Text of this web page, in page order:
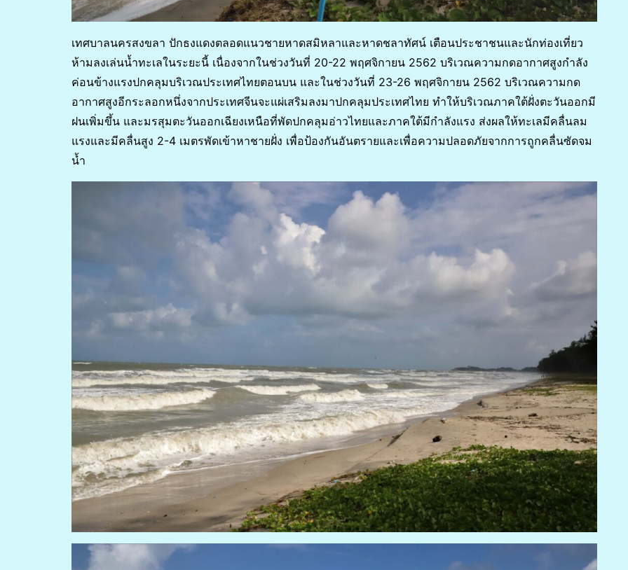
เทศบาลนครสงขลา ปักธงแดงตลอดแนวชายหาดสมิหลาและหาดชลาทัศน์ เตือนประชาชนและนักท่องเที่ยว
ห้ามลงเล่นน้ำทะเลในระยะนี้ เนื่องจากในช่วงวันที่ 20-22 พฤศจิกายน 2562 บริเวณความกดอากาศสูงกำลัง
ค่อนข้างแรงปกคลุมบริเวณประเทศไทยตอนบน และในช่วงวันที่ 23-26 พฤศจิกายน 2562 บริเวณความกด
อากาศสูงอีกระลอกหนึ่งจากประเทศจีนจะแผ่เสริมลงมาปกคลุมประเทศไทย ทำให้บริเวณภาคใต้ฝั่งตะวันออกมี
ฝนเพิ่มขึ้น และมรสุมตะวันออกเฉียงเหนือที่พัดปกคลุมอ่าวไทยและภาคใต้มีกำลังแรง ส่งผลให้ทะเลมีคลื่นลม
แรงและมีคลื่นสูง 2-4 เมตรพัดเข้าหาชายฝั่ง เพื่อป้องกันอันตรายและเพื่อความปลอดภัยจากการถูกคลื่นซัดจม
น้ำ